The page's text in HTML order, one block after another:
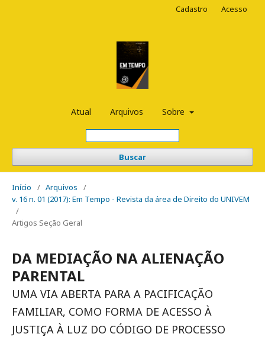
Atual Arquivos Sobre
Buscar
Cadastro Acesso
Início / Arquivos
/
v. 16 n. 01 (2017): Em Tempo - Revista da área de Direito do UNIVEM
/
Artigos Seção Geral
DA MEDIAÇÃO NA ALIENAÇÃO
PARENTAL
UMA VIA ABERTA PARA A PACIFICAÇÃO
FAMILIAR, COMO FORMA DE ACESSO À
JUSTIÇA À LUZ DO CÓDIGO DE PROCESSO